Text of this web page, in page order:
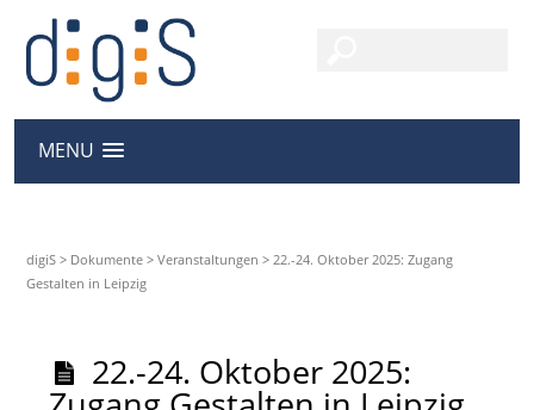
MENU
digiS > Dokumente >Veranstaltungen >22.-24. Oktober 2025: Zugang
Gestalten in Leipzig
22.-24. Oktober 2025: